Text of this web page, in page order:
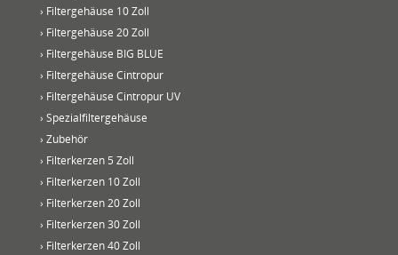
› Filtergehäuse 10 Zoll
› Filtergehäuse 20 Zoll
› Filtergehäuse BIG BLUE
› Filtergehäuse Cintropur
› Filtergehäuse Cintropur UV
› Spezialfiltergehäuse
› Zubehör
› Filterkerzen 5 Zoll
› Filterkerzen 10 Zoll
› Filterkerzen 20 Zoll
› Filterkerzen 30 Zoll
› Filterkerzen 40 Zoll